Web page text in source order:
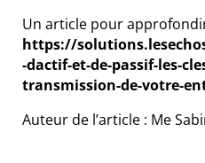
Un article pour
https://
-dactif-et-de-passif-les-
transmission-de-votre-
Auteur de l’article : Me